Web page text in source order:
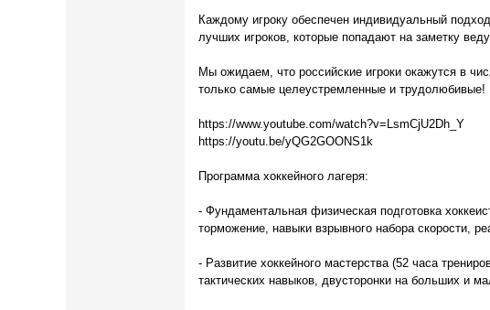
Каждому игроку обеспечен индивидуальный
лучших игроков, которые попадают на заметку
Мы ожидаем, что российские игроки окажутся в
только самые целеустремленные и трудолюбивые!
https://www.youtube.com/watch?v=LsmCjU2Dh_Y
https://youtu.be/yQG2GOONS1k
Программа хоккейного лагеря:
- Фундаментальная физическая подготовка
торможение, навыки взрывного набора скорости,
- Развитие хоккейного мастерства (52 часа
тактических навыков, двусторонки на больших и